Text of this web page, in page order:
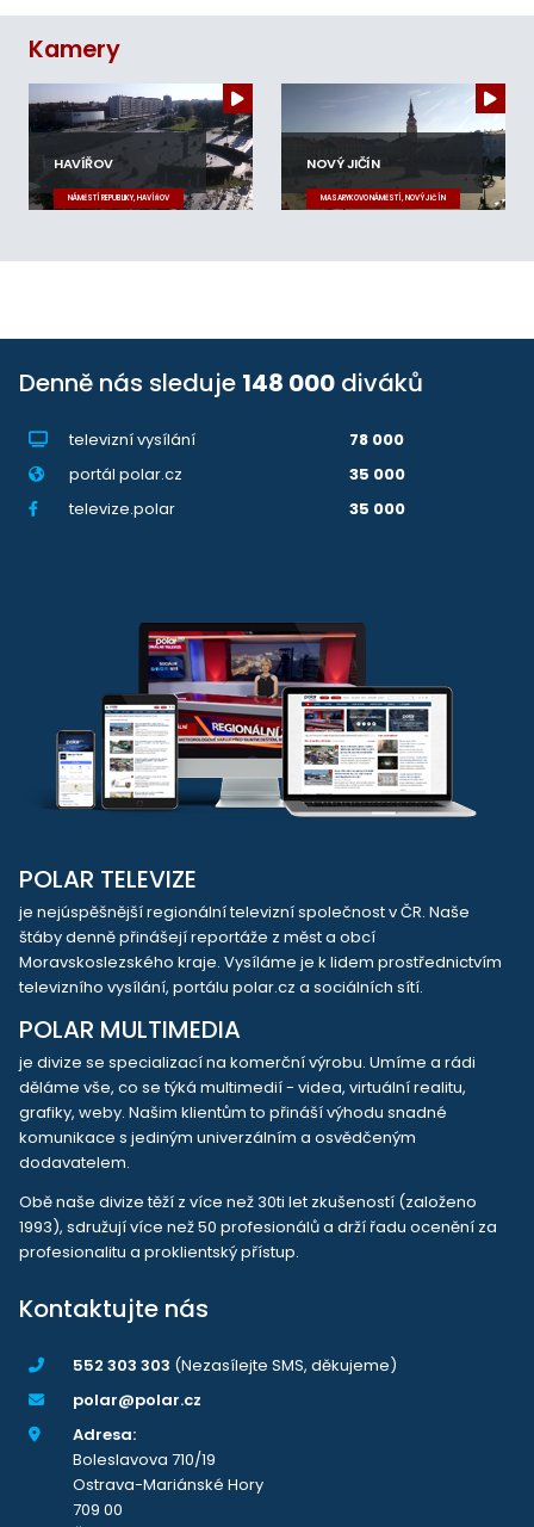
Kamery
HAVÍŘOV
NÁMĚSTÍ REPUBLIKY, HAVÍŘOV
NOVÝ JIČÍN
MASARYKOVO NÁMĚSTÍ, NOVÝ JIČÍN
Denně nás sleduje 148 000 diváků
televizní vysílání
78 000
portál polar.cz
35 000
televize.polar
35 000
POLAR TELEVIZE
je nejúspěšnější regionální televizní společnost v ČR. Naše
štáby denně přinášejí reportáže z měst a obcí
Moravskoslezského kraje. Vysíláme je k lidem prostřednictvím
televizního vysílání, portálu polar.cz a sociálních sítí.
POLAR MULTIMEDIA
je divize se specializací na komerční výrobu. Umíme a rádi
děláme vše, co se týká multimedií - videa, virtuální realitu,
grafiky, weby. Našim klientům to přináší výhodu snadné
komunikace s jediným univerzálním a osvědčeným
dodavatelem.
Obě naše divize těží z více než 30ti let zkušeností (založeno
1993), sdružují více než 50 profesionálů a drží řadu ocenění za
profesionalitu a proklientský přístup.
Kontaktujte nás
552 303 303 (Nezasílejte SMS, děkujeme)
polar@polar.cz
Adresa:
Boleslavova 710/19
Ostrava-Mariánské Hory
709 00